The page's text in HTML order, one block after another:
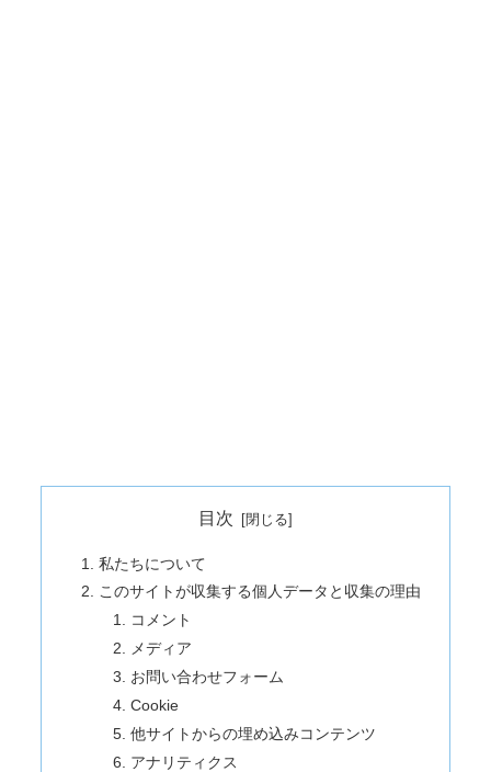
目次
私たちについて
このサイトが収集する個人データと収集の理由
コメント
メディア
お問い合わせフォーム
Cookie
他サイトからの埋め込みコンテンツ
アナリティクス